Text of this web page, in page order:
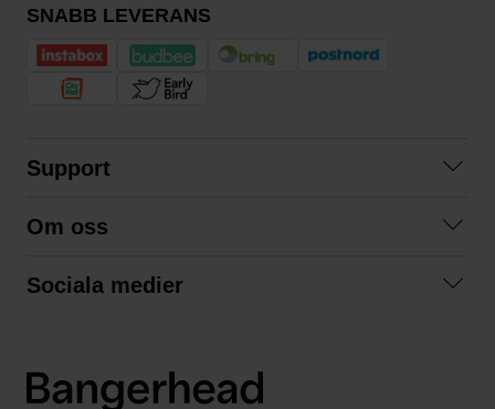
SNABB LEVERANS
Support
Köpvillkor
Om oss
Våra fraktalternativ
Sociala medier
LinkedIn